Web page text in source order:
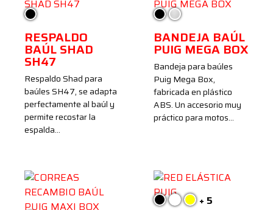
Negro
RESPALDO
BAÚL SHAD
SH47
Respaldo Shad para
baúles SH47, se adapta
perfectamente al baúl y
permite recostar la
espalda…
NegroCromado
BANDEJA BAÚL
PUIG MEGA BOX
Bandeja para baúles
Puig Mega Box,
fabricada en plástico
ABS. Un accesorio muy
práctico para motos…
NegroBlancoAmarillo
+ 5